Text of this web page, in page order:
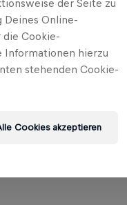
der Seite zu
Deines Online-
die Cookie-
Informationen hierzu
stehenden Cookie-
Cookies akzeptieren